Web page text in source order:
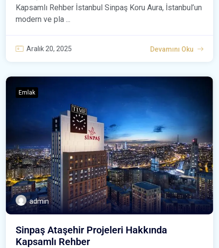
Kapsamlı Rehber İstanbul Sinpaş Koru Aura, İstanbul’un
modern ve pla ...
Aralık 20, 2025 Devamını Oku
Emlak
admin
Sinpaş Ataşehir Projeleri Hakkında
Kapsamlı Rehber